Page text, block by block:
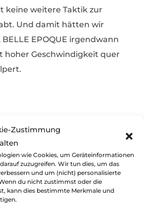
Zustimmung
wie Cookies, um Geräteinformationen
zuzugreifen. Wir tun dies, um das
und um (nicht) personalisierte
du nicht zustimmst oder die
kann dies bestimmte Merkmale und
keine weitere Taktik zur
Und damit hätten wir
EPOQUE irgendwann
hoher Geschwindigkeit quer
Spezial – Teil 19: Aktiv
im Sturm
12. Mai 2022
unsere Seite gut? Bitte